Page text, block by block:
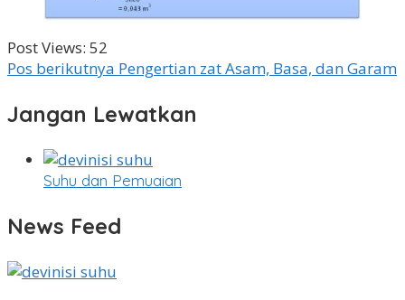
Post Views: 52
Navigasi
pos
Pos berikutnya Pengertian zat Asam, Basa, dan Garam
Jangan Lewatkan
Suhu dan Pemuaian
News Feed